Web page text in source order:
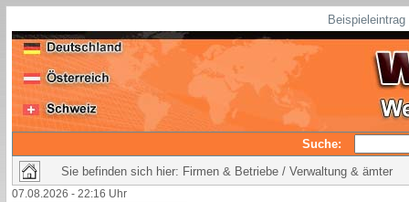
Suche:
Sie befinden sich hier: Firmen & Betriebe / Verwaltung & ämter
07.08.2026 - 22:16 Uhr